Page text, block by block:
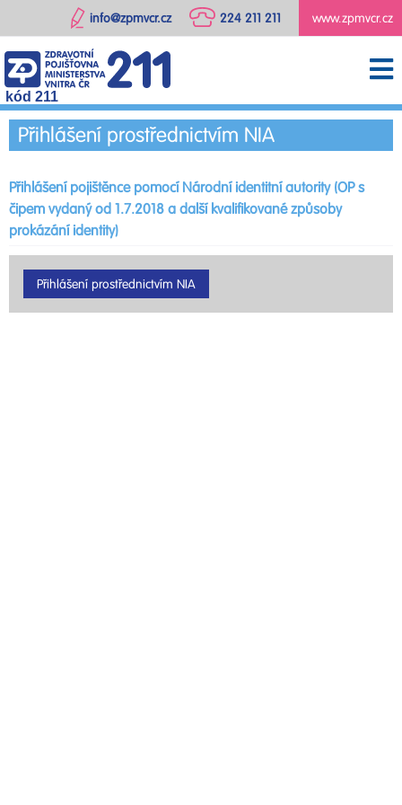
www.zpmvcr.cz
224 211 211
info@zpmvcr.cz
kód 211
Přihlášení prostřednictvím NIA
Přihlášení pojištěnce pomocí Národní identitní autority (OP s
čipem vydaný od 1.7.2018 a další kvalifikované způsoby
prokázání identity)